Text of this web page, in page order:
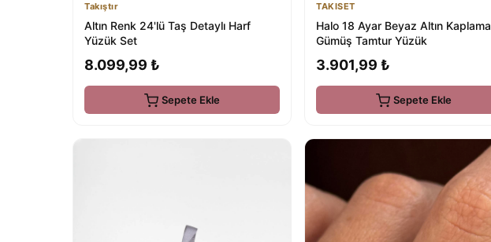
Takıştır
Altın Renk 24'lü Taş Detaylı Harf
Yüzük Set
8.099,99 ₺
Sepete Ekle
TAKISET
Halo 18 Ayar Beyaz Altın Kaplama
Gümüş Tamtur Yüzük
3.901,99 ₺
Sepete Ekle